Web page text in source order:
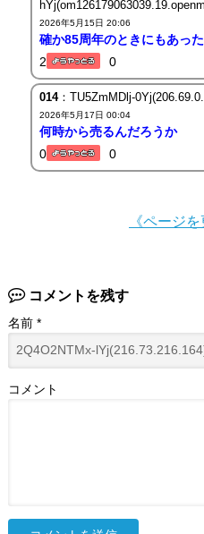
2026年5月15日 20:06
確か85周年のときにもあっ
2
0
014：TU5ZmMDlj-
2026年5月17日 00:04
何時から売るんだろうか
0
0
《ページ
コメントを残す
名前 *
コメント